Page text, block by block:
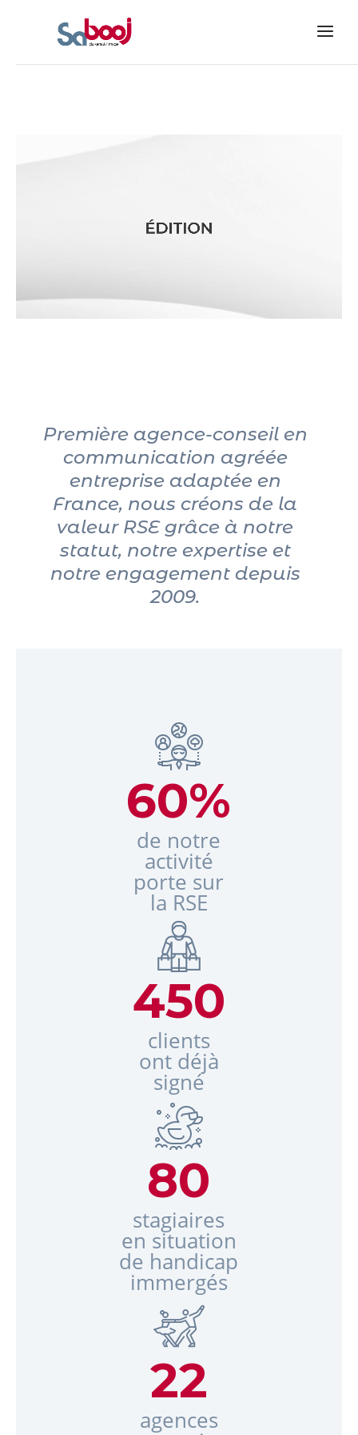
Première agence-conseil en
communication agréée
entreprise adaptée en
France, nous créons de la
valeur RSE grâce à notre
statut, notre expertise et
notre engagement depuis
2009.
60%
de notre
activité
porte sur
la RSE
450
clients
ont déjà
signé
80
stagiaires
en situation
de handicap
immergés
22
agences